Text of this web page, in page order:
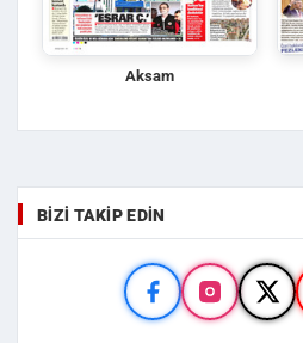
Aksam
BIZI TAKIP EDIN